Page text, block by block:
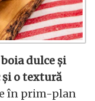
dulce și
o textură
în prim-plan